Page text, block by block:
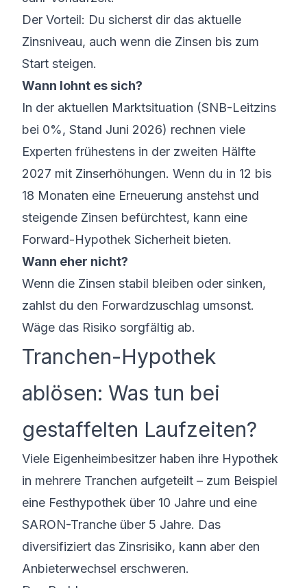
Der Vorteil: Du sicherst dir das aktuelle
Zinsniveau, auch wenn die Zinsen bis zum
Start steigen.
Wann lohnt es sich?
In der aktuellen Marktsituation (SNB-Leitzins
bei 0%, Stand Juni 2026) rechnen viele
Experten frühestens in der zweiten Hälfte
2027 mit Zinserhöhungen. Wenn du in 12 bis
18 Monaten eine Erneuerung anstehst und
steigende Zinsen befürchtest, kann eine
Forward-Hypothek Sicherheit bieten.
Wann eher nicht?
Wenn die Zinsen stabil bleiben oder sinken,
zahlst du den Forwardzuschlag umsonst.
Wäge das Risiko sorgfältig ab.
Tranchen-Hypothek
ablösen: Was tun bei
gestaffelten Laufzeiten?
Viele Eigenheimbesitzer haben ihre Hypothek
in mehrere Tranchen aufgeteilt – zum Beispiel
eine Festhypothek über 10 Jahre und eine
SARON-Tranche über 5 Jahre. Das
diversifiziert das Zinsrisiko, kann aber den
Anbieterwechsel erschweren.